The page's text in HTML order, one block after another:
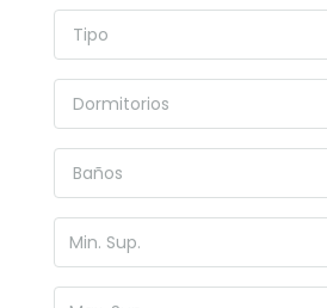
Tipo
Dormitorios
Baños